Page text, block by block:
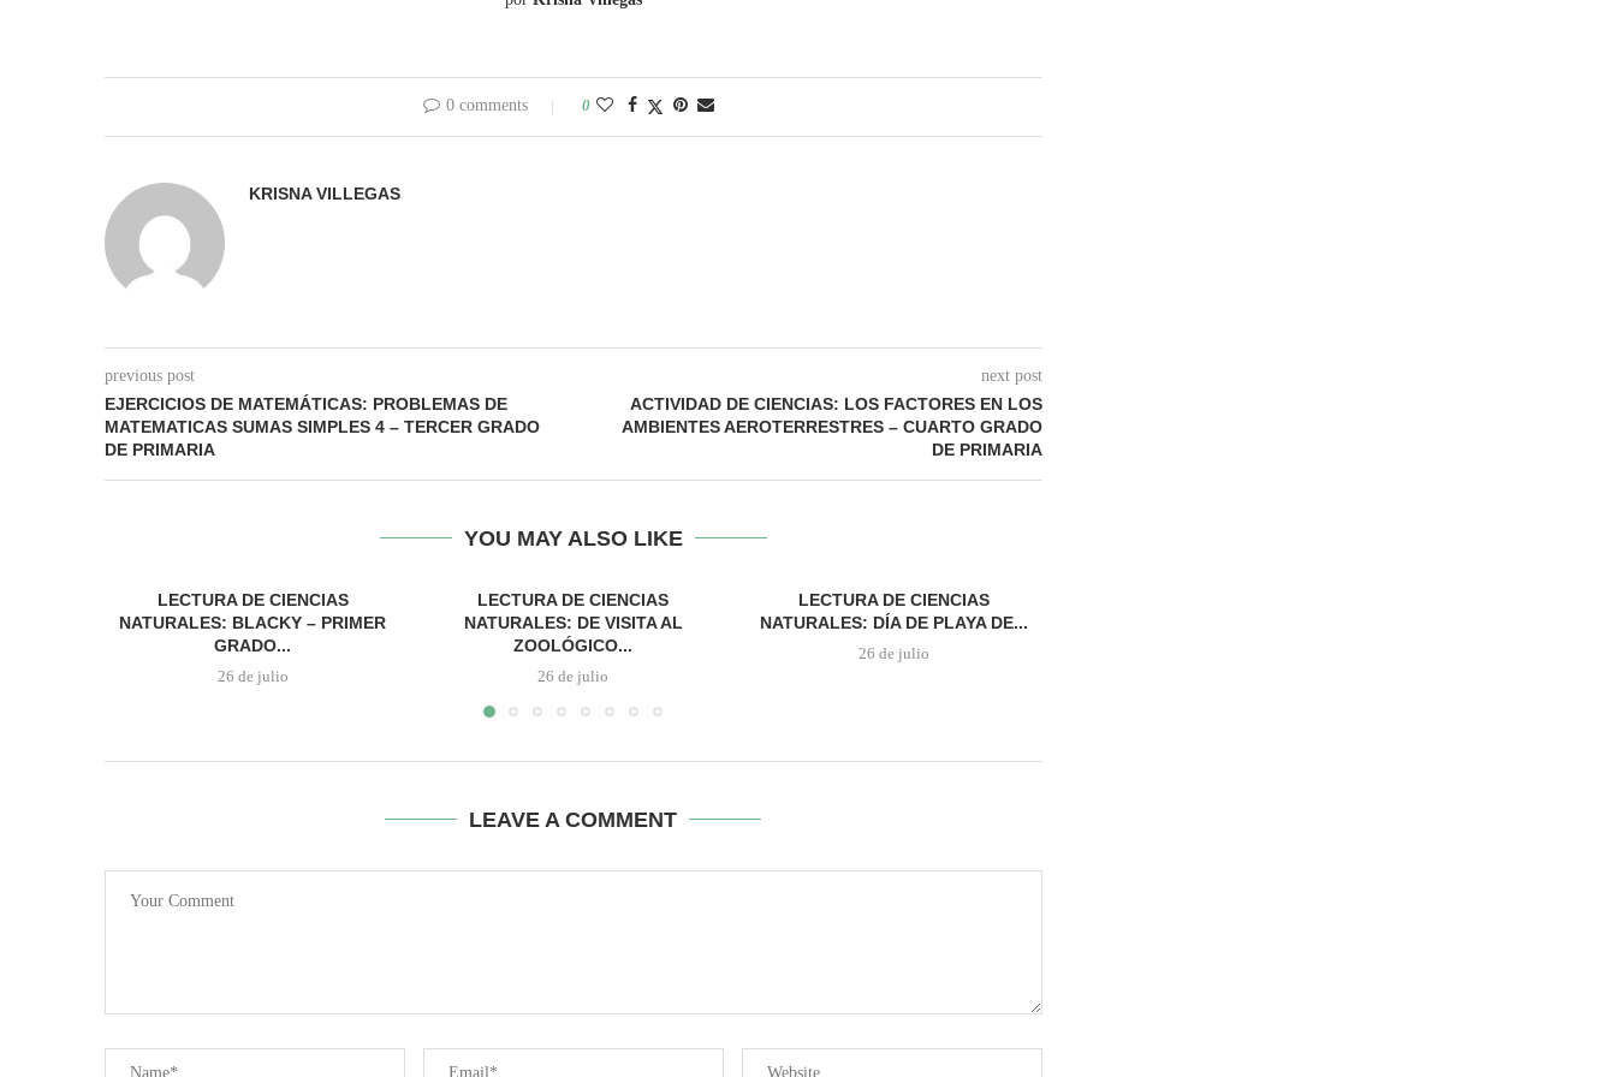
0 comments 0
KRISNA VILLEGAS
previous post
EJERCICIOS DE MATEMÁTICAS: PROBLEMAS DE
MATEMATICAS SUMAS SIMPLES 4 – TERCER GRADO
DE PRIMARIA
next post
ACTIVIDAD DE CIENCIAS: LOS FACTORES EN LOS
AMBIENTES AEROTERRESTRES – CUARTO GRADO
DE PRIMARIA
YOU MAY ALSO LIKE
LECTURA DE CIENCIAS
NATURALES: BLACKY – PRIMER
GRADO...
26 de julio
LECTURA DE CIENCIAS
NATURALES: DE VISITA AL
ZOOLÓGICO...
26 de julio
LECTURA DE CIENCIAS
NATURALES: DÍA DE PLAYA DE...
26 de julio
LEAVE A COMMENT